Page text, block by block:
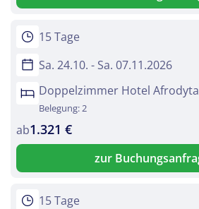
15 Tage
Sa. 24.10. - Sa. 07.11.2026
Doppelzimmer Hotel
Belegung: 2
ab1.321 €
zur
15 Tage